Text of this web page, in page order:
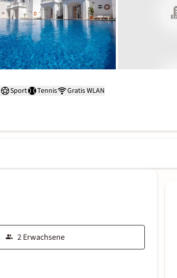
Sport Tennis Gratis WLAN